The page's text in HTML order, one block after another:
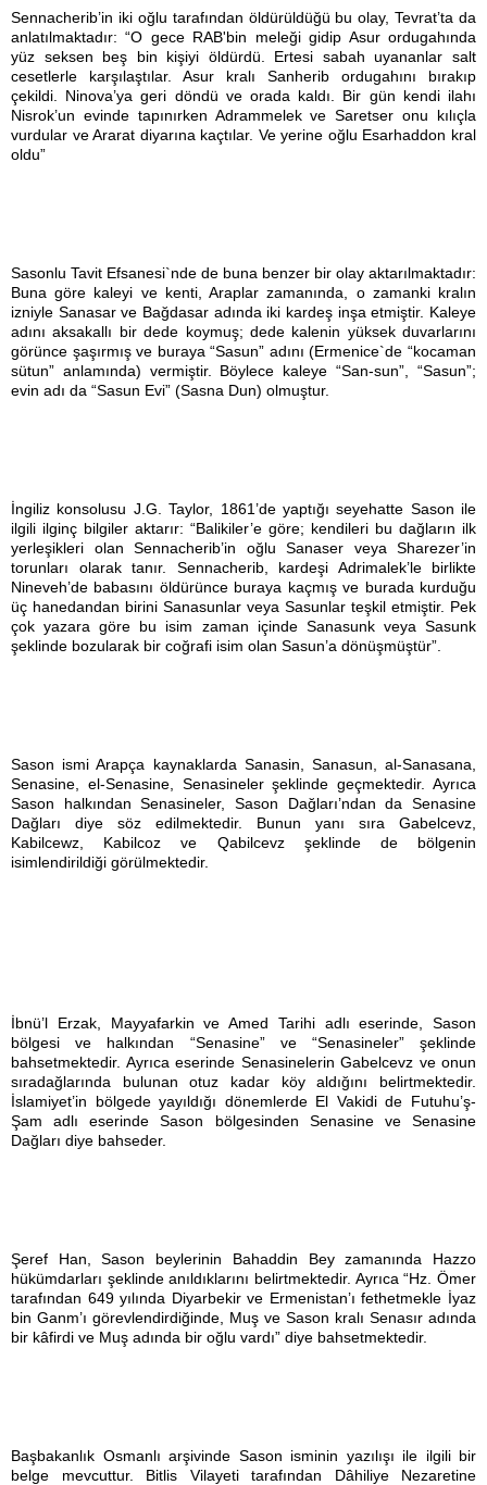
Sennacherib’in iki oğlu tarafından öldürüldüğü bu olay, Tevrat’ta da
anlatılmaktadır: “O gece RAB'bin meleği gidip Asur ordugahında
yüz seksen beş bin kişiyi öldürdü. Ertesi sabah uyananlar salt
cesetlerle karşılaştılar. Asur kralı Sanherib ordugahını bırakıp
çekildi. Ninova’ya geri döndü ve orada kaldı. Bir gün kendi ilahı
Nisrok’un evinde tapınırken Adrammelek ve Saretser onu kılıçla
vurdular ve Ararat diyarına kaçtılar. Ve yerine oğlu Esarhaddon kral
oldu”
Sasonlu Tavit Efsanesi`nde de buna benzer bir olay aktarılmaktadır:
Buna göre kaleyi ve kenti, Araplar zamanında, o zamanki kralın
izniyle Sanasar ve Bağdasar adında iki kardeş inşa etmiştir. Kaleye
adını aksakallı bir dede koymuş; dede kalenin yüksek duvarlarını
görünce şaşırmış ve buraya “Sasun” adını (Ermenice`de “kocaman
sütun” anlamında) vermiştir. Böylece kaleye “San-sun”, “Sasun”;
evin adı da “Sasun Evi” (Sasna Dun) olmuştur.
İngiliz konsolusu J.G. Taylor, 1861’de yaptığı seyehatte Sason ile
ilgili ilginç bilgiler aktarır: “Balikiler’e göre; kendileri bu dağların ilk
yerleşikleri olan Sennacherib’in oğlu Sanaser veya Sharezer’in
torunları olarak tanır. Sennacherib, kardeşi Adrimalek’le birlikte
Nineveh’de babasını öldürünce buraya kaçmış ve burada kurduğu
üç hanedandan birini Sanasunlar veya Sasunlar teşkil etmiştir. Pek
çok yazara göre bu isim zaman içinde Sanasunk veya Sasunk
şeklinde bozularak bir coğrafi isim olan Sasun’a dönüşmüştür”.
Sason ismi Arapça kaynaklarda Sanasin, Sanasun, al-Sanasana,
Senasine, el-Senasine, Senasineler şeklinde geçmektedir. Ayrıca
Sason halkından Senasineler, Sason Dağları’ndan da Senasine
Dağları diye söz edilmektedir. Bunun yanı sıra Gabelcevz,
Kabilcewz, Kabilcoz ve Qabilcevz şeklinde de bölgenin
isimlendirildiği görülmektedir.
İbnü’l Erzak, Mayyafarkin ve Amed Tarihi adlı eserinde, Sason
bölgesi ve halkından “Senasine” ve “Senasineler” şeklinde
bahsetmektedir. Ayrıca eserinde Senasinelerin Gabelcevz ve onun
sıradağlarında bulunan otuz kadar köy aldığını belirtmektedir.
İslamiyet’in bölgede yayıldığı dönemlerde El Vakidi de Futuhu’ş-
Şam adlı eserinde Sason bölgesinden Senasine ve Senasine
Dağları diye bahseder.
Şeref Han, Sason beylerinin Bahaddin Bey zamanında Hazzo
hükümdarları şeklinde anıldıklarını belirtmektedir. Ayrıca “Hz. Ömer
tarafından 649 yılında Diyarbekir ve Ermenistan’ı fethetmekle İyaz
bin Ganm’ı görevlendirdiğinde, Muş ve Sason kralı Senasır adında
bir kâfirdi ve Muş adında bir oğlu vardı” diye bahsetmektedir.
Başbakanlık Osmanlı arşivinde Sason isminin yazılışı ile ilgili bir
belge mevcuttur. Bitlis Vilayeti tarafından Dâhiliye Nezaretine